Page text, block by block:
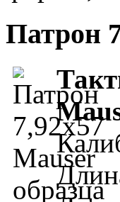
Патрон